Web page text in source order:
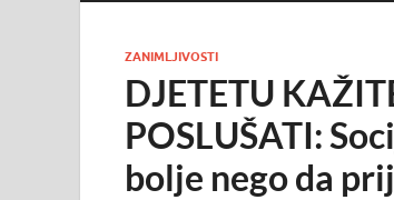
ZANIMLJIVOSTI
DJETETU
POSLUŠATI:
bolje nego da